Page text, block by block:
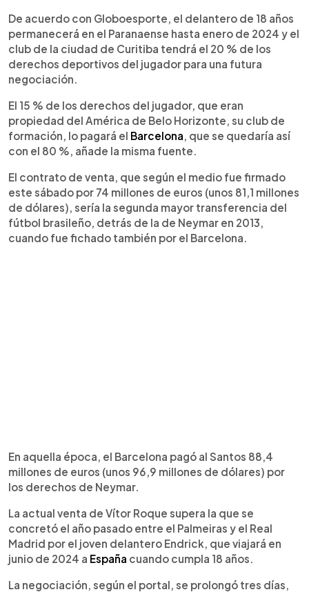
De acuerdo con Globoesporte, el delantero de 18 años
permanecerá en el Paranaense hasta enero de 2024 y el
club de la ciudad de Curitiba tendrá el 20 % de los
derechos deportivos del jugador para una futura
negociación.
El 15 % de los derechos del jugador, que eran
propiedad del América de Belo Horizonte, su club de
formación, lo pagará el Barcelona , que se quedaría así
con el 80 %, añade la misma fuente.
El contrato de venta, que según el medio fue firmado
este sábado por 74 millones de euros (unos 81,1 millones
de dólares), sería la segunda mayor transferencia del
fútbol brasileño, detrás de la de Neymar en 2013,
cuando fue fichado también por el Barcelona.
En aquella época, el Barcelona pagó al Santos 88,4
millones de euros (unos 96,9 millones de dólares) por
los derechos de Neymar.
La actual venta de Vítor Roque supera la que se
concretó el año pasado entre el Palmeiras y el Real
Madrid por el joven delantero Endrick, que viajará en
junio de 2024 a España cuando cumpla 18 años.
La negociación, según el portal, se prolongó tres días,